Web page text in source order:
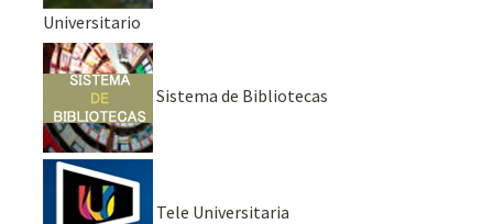
Universitario
Sistema de Bibliotecas
Tele Universitaria